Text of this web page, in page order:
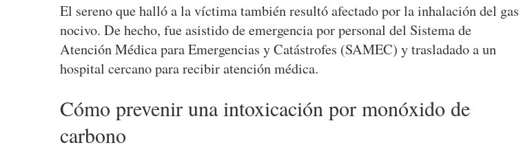
El sereno que halló a la víctima también resultó afectado por la inhalación del gas
nocivo. De hecho, fue asistido de emergencia por personal del Sistema de
Atención Médica para Emergencias y Catástrofes (SAMEC) y trasladado a un
hospital cercano para recibir atención médica.
Cómo prevenir una intoxicación por monóxido de
carbono